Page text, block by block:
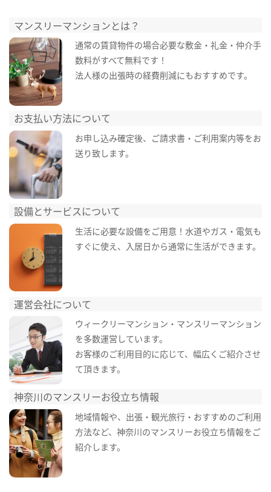
マンスリーマンションとは？
通常の賃貸物件の場合必要な敷金・礼金・仲介手
数料がすべて無料です！
法人様の出張時の経費削減にもおすすめです。
お支払い方法について
お申し込み確定後、ご請求書・ご利用案内等をお
送り致します。
設備とサービスについて
生活に必要な設備をご用意！水道やガス・電気も
すぐに使え、入居日から通常に生活ができます。
運営会社について
ウィークリーマンション・マンスリーマンション
を多数運営しています。
お客様のご利用目的に応じて、幅広くご紹介させ
て頂きます。
神奈川のマンスリーお役立ち情報
地域情報や、出張・観光旅行・おすすめのご利用
方法など、神奈川のマンスリーお役立ち情報をご
紹介します。